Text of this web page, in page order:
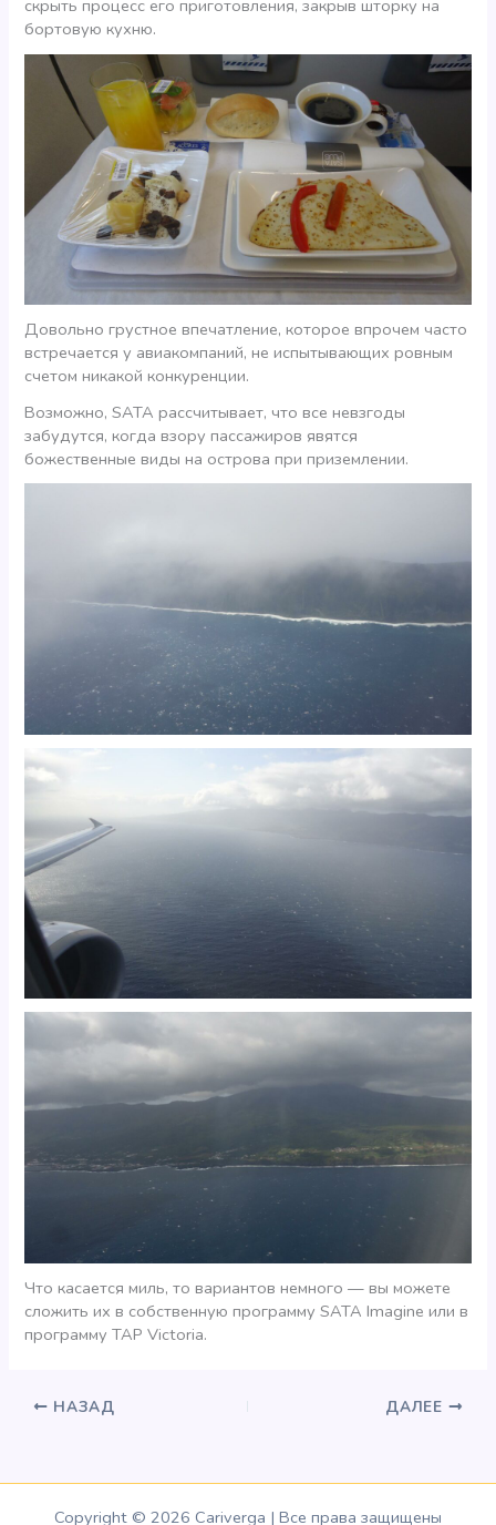
скрыть процесс его приготовления, закрыв шторку на
бортовую кухню.
Довольно грустное впечатление, которое впрочем часто
встречается у авиакомпаний, не испытывающих ровным
счетом никакой конкуренции.
Возможно, SATA рассчитывает, что все невзгоды
забудутся, когда взору пассажиров явятся
божественные виды на острова при приземлении.
Что касается миль, то вариантов немного — вы можете
сложить их в собственную программу SATA Imagine или в
программу TAP Victoria.
НАЗАД ДАЛЕЕ
Copyright © 2026 Cariverga | Все права защищены